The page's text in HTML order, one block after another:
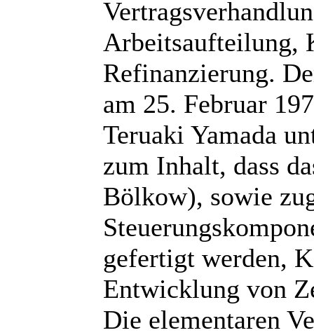
Arbeitsaufteilung,
Refinanzierung.
am 25. Februar
Teruaki Yamada
zum Inhalt, dass
Bölkow), sowie
gefertigt werden,
Entwicklung von
Die elementaren